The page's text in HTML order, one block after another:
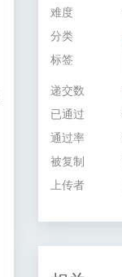
难度
分类
标签
递交数
已通过
通过率
被复制
上传者